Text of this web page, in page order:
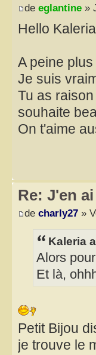
de eglantine »
Hello
A peine
Je suis
Tu as
souhaite
On t'aime
Re: J'en
de charly27 »
Kaleria
Alors
Et là,
Petit Bijou
je trouve le